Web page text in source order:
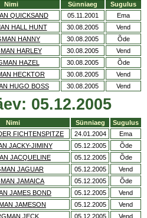
Nimi Sünniaeg
Sugulus
QUICKSAND 05.11.2001
Ema
HALL HUNT 30.08.2005
Vend
HANNY 30.08.2005
Õde
HARLEY 30.08.2005
Vend
HAZEL 30.08.2005
Õde
HECKTOR 30.08.2005
Vend
HUGO BOSS 30.08.2005 Vend
05.12.2005
Nimi Sünniaeg
Sugulus
FICHTENSPITZE 24.01.2004
Ema
JACKY-JIMINY 05.12.2005
Õde
JACQUELINE 05.12.2005
Õde
JAGUAR 05.12.2005
Vend
JAMAICA 05.12.2005
Õde
JAMES BOND 05.12.2005
Vend
JAMESON 05.12.2005
Vend
JECK 05.12.2005
Vend